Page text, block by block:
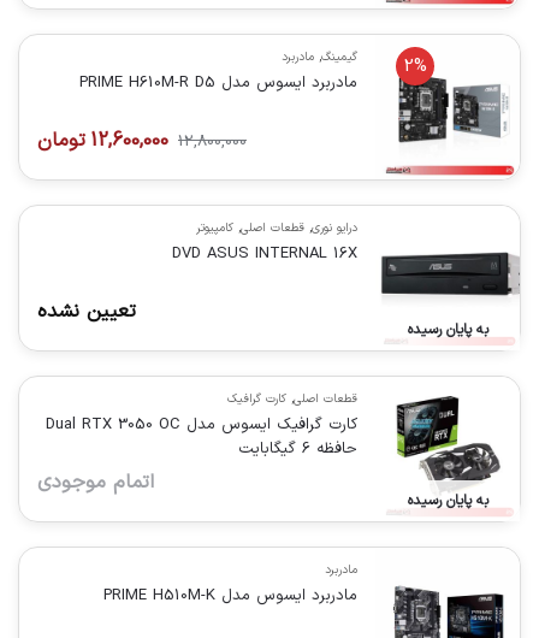
2% گیمینگ, مادربرد
مادربرد ایسوس مدل PRIME H610M-R D5
12,800,000
12,600,000 تومان
به پایان رسیده
درایو نوری, قطعات اصلی, کامپیوتر
DVD ASUS INTERNAL 16X
تعیین نشده
به پایان رسیده
قطعات اصلی, کارت گرافیک
کارت گرافیک ایسوس مدل Dual RTX 3050 OC
حافظه 6 گیگابایت
اتمام موجودی
مادربرد
مادربرد ایسوس مدل PRIME H510M-K